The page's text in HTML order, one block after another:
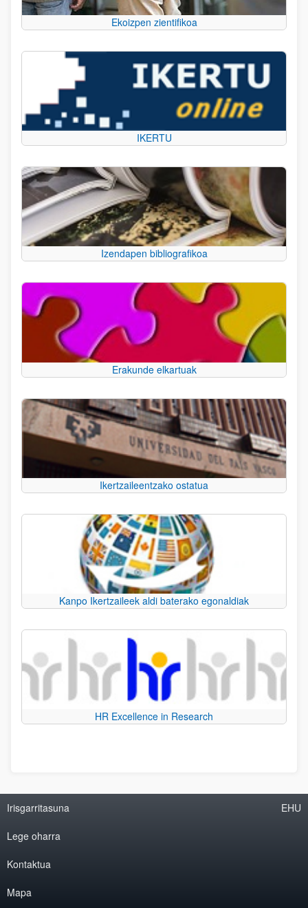
Ekoizpen zientifikoa
IKERTU
Izendapen bibliografikoa
Erakunde elkartuak
Ikertzaileentzako ostatua
Kanpo Ikertzaileek aldi baterako egonaldiak
HR Excellence in Research
Irisgarritasuna
Lege oharra
Kontaktua
Mapa
EHU